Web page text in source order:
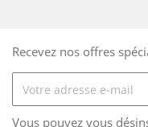
Recevez nos offres
Vous pouvez vous